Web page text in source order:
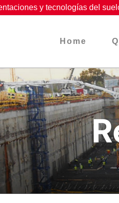
y tecnologías del
Home